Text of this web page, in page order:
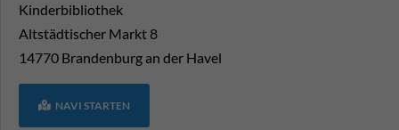
Kinderbibliothek
Altstädtischer Markt 8
14770 Brandenburg an der Havel
NAVI STARTEN